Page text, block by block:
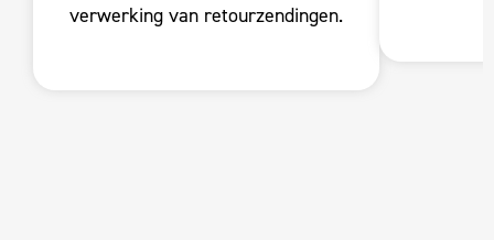
verwerking van retourzendingen.